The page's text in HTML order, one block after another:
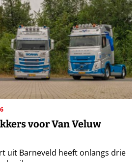
voor Van Veluw
uit Barneveld heeft onlangs drie